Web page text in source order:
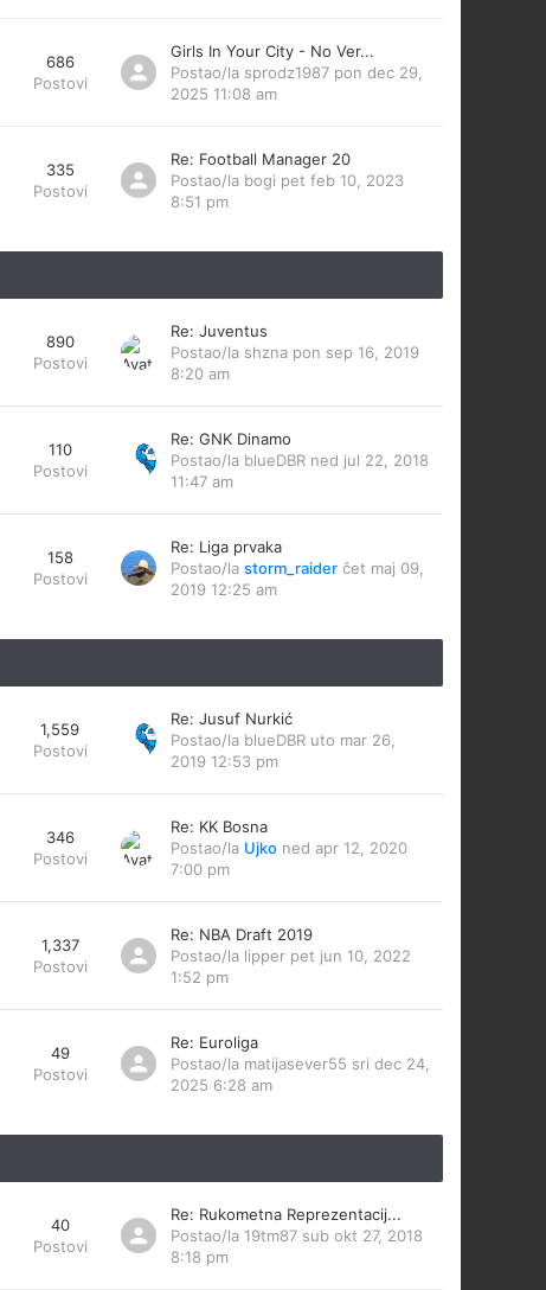
686
Postovi
Girls In Your City - No Ver...
Postao/la sprodz1987 pon dec 29,
2025 11:08 am
335
Postovi
Re: Football Manager 20
Postao/la bogi pet feb 10, 2023
8:51 pm
890
Postovi
Re: Juventus
Postao/la shzna pon sep 16, 2019
8:20 am
110
Postovi
Re: GNK Dinamo
Postao/la blueDBR ned jul 22, 2018
11:47 am
158
Postovi
Re: Liga prvaka
Postao/la storm_raider čet maj 09,
2019 12:25 am
1,559
Postovi
Re: Jusuf Nurkić
Postao/la blueDBR uto mar 26,
2019 12:53 pm
346
Postovi
Re: KK Bosna
Postao/la Ujko ned apr 12, 2020
7:00 pm
1,337
Postovi
Re: NBA Draft 2019
Postao/la lipper pet jun 10, 2022
1:52 pm
49
Postovi
Re: Euroliga
Postao/la matijasever55 sri dec 24,
2025 6:28 am
40
Postovi
Re: Rukometna Reprezentacij...
Postao/la 19tm87 sub okt 27, 2018
8:18 pm